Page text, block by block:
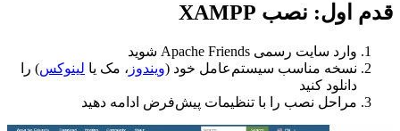
قدم اول: نصب XAMPP
وارد سایت رسمی Apache Friends شوید
نسخه مناسب سیستم‌عامل خود (ویندوز ، مک یا لینوکس) را
دانلود کنید
مراحل نصب را با تنظیمات پیش‌فرض ادامه دهید